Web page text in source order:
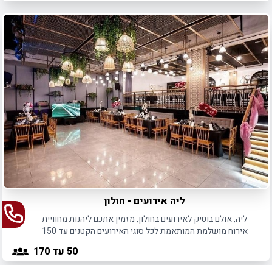
ליה אירועים - חולון
ליה, אולם בוטיק לאירועים בחולון, מזמין אתכם ליהנות מחוויית
אירוח מושלמת המותאמת לכל סוגי האירועים הקטנים עד 150
50 עד 170